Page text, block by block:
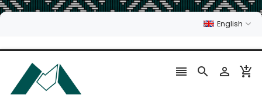
English
   